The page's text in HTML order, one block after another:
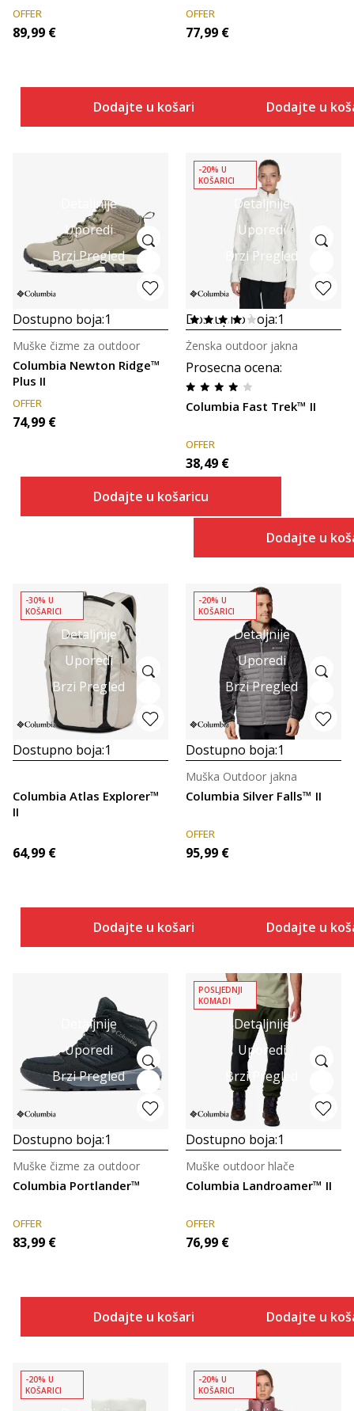
OFFER
89,99 €
Dodajte u košaricu
OFFER
77,99 €
Dodajte u
Detaljnije
Uporedi
Brzi Pregled
Dostupno boja:1
Columbia Newton Ridge™
Plus II
Muške čizme za outdoor
OFFER
74,99 €
Dodajte u košaricu
Detaljnije
Uporedi
Brzi Pregled
-20% U
KOŠARICI
Dostupno boja:1
Prosecna ocena:
Columbia Fast Trek™ II
Ženska outdoor jakna
OFFER
38,49 €
Dodajte u
Detaljnije
Uporedi
Brzi Pregled
-30% U
KOŠARICI
Dostupno boja:1
Columbia Atlas Explorer™
II
64,99 €
Dodajte u košaricu
Detaljnije
Uporedi
Brzi Pregled
-20% U
KOŠARICI
Dostupno boja:1
Columbia Silver Falls™ II
Muška Outdoor jakna
OFFER
95,99 €
Dodajte u
Detaljnije
Uporedi
Brzi Pregled
Dostupno boja:1
Columbia Portlander™
Muške čizme za outdoor
OFFER
83,99 €
Dodajte u košaricu
Detaljnije
Uporedi
Brzi Pregled
POSLJEDNJI
KOMADI
Dostupno boja:1
Columbia Landroamer™ II
Muške outdoor hlače
OFFER
76,99 €
Dodajte u
-20% U
KOŠARICI
-20% U
KOŠARICI